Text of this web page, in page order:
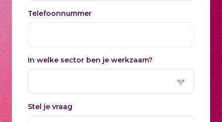
Telefoonnummer
In welke sector ben je werkzaam?
Stel je vraag